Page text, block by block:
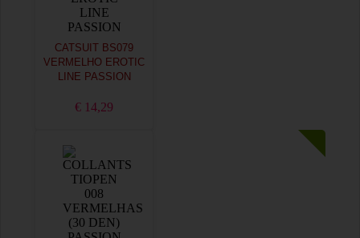
CATSUIT BS079
VERMELHO EROTIC
LINE PASSION
€ 14,29